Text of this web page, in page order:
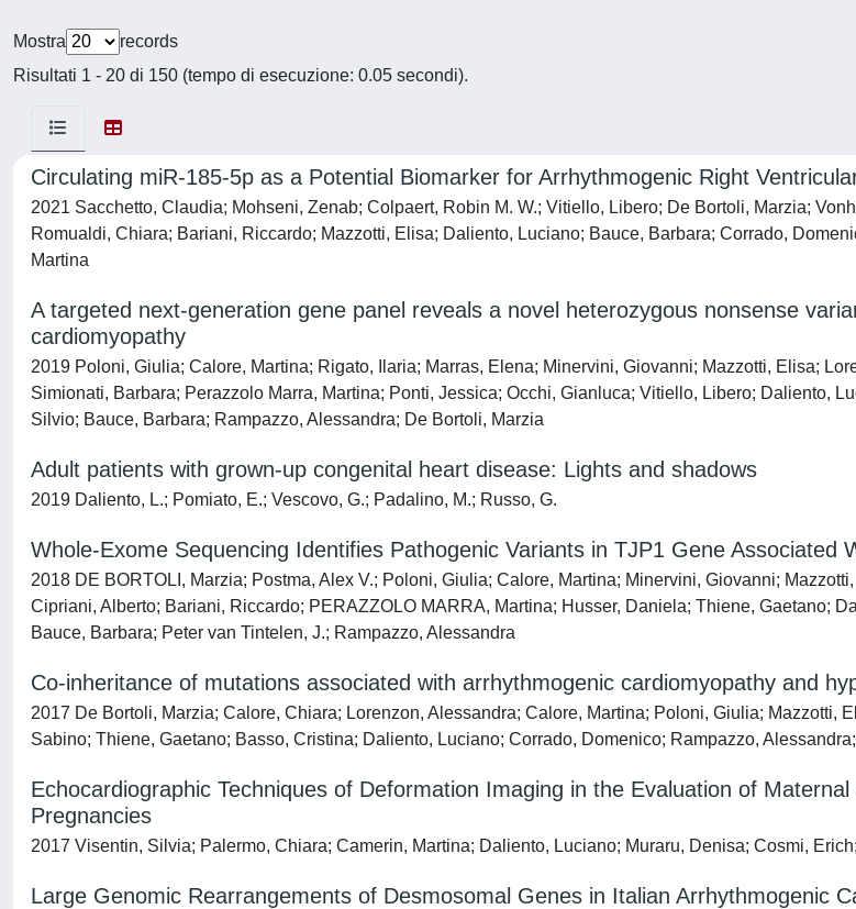
Mostra
records
Risultati 1 - 20 di 150 (tempo di esecuzione: 0.05 secondi).
Circulating miR-185-5p as a Potential Biomarker for Arrhythmogenic Right
2021 Sacchetto, Claudia; Mohseni, Zenab; Colpaert, Robin M. W.; Vitiello, Libero; De Bortoli, Marzia;
Romualdi, Chiara; Bariani, Riccardo; Mazzotti, Elisa; Daliento, Luciano; Bauce, Barbara; Corrado,
Martina
A targeted next-generation gene panel reveals a novel heterozygous nonsense
cardiomyopathy
2019 Poloni, Giulia; Calore, Martina; Rigato, Ilaria; Marras, Elena; Minervini, Giovanni; Mazzotti, Elisa;
Simionati, Barbara; Perazzolo Marra, Martina; Ponti, Jessica; Occhi, Gianluca; Vitiello, Libero; Daliento,
Silvio; Bauce, Barbara; Rampazzo, Alessandra; De Bortoli, Marzia
Adult patients with grown-up congenital heart disease: Lights and shadows
2019 Daliento, L.; Pomiato, E.; Vescovo, G.; Padalino, M.; Russo, G.
Whole-Exome Sequencing Identifies Pathogenic Variants in TJP1 Gene Associated
2018 DE BORTOLI, Marzia; Postma, Alex V.; Poloni, Giulia; Calore, Martina; Minervini, Giovanni;
Cipriani, Alberto; Bariani, Riccardo; PERAZZOLO MARRA, Martina; Husser, Daniela; Thiene, Gaetano;
Bauce, Barbara; Peter van Tintelen, J.; Rampazzo, Alessandra
Co-inheritance of mutations associated with arrhythmogenic cardiomyopathy and
2017 De Bortoli, Marzia; Calore, Chiara; Lorenzon, Alessandra; Calore, Martina; Poloni, Giulia; Mazzotti,
Sabino; Thiene, Gaetano; Basso, Cristina; Daliento, Luciano; Corrado, Domenico; Rampazzo,
Echocardiographic Techniques of Deformation Imaging in the Evaluation of
Pregnancies
2017 Visentin, Silvia; Palermo, Chiara; Camerin, Martina; Daliento, Luciano; Muraru, Denisa; Cosmi,
Large Genomic Rearrangements of Desmosomal Genes in Italian Arrhythmogenic